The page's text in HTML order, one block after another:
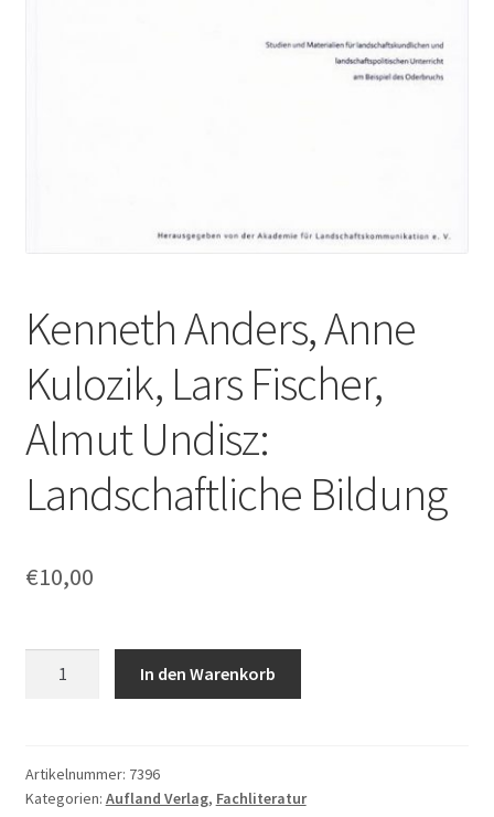
Kenneth Anders, Anne
Kulozik, Lars Fischer,
Almut Undisz:
Landschaftliche Bildung
€10,00
Lars
Fischer,
In den Warenkorb
Artikelnummer: 7396
Kategorien: Aufland Verlag, Fachliteratur